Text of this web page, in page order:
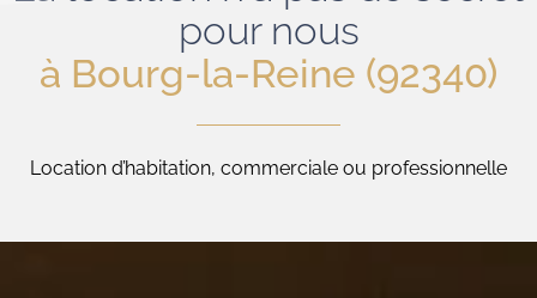
pour nous
à Bourg-la-Reine (92340)
Location d’habitation, commerciale ou professionnelle